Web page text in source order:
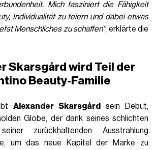
Mich fasziniert die Fähigkeit
Individualität zu feiern und dabei etwas
Menschliches zu schaffen“, erklärte die
Skarsgård wird Teil der
Beauty-Familie
Alexander Skarsgård
sein Debüt,
Globe, der dank seines schlichten
zurückhaltenden Ausstrahlung
um das neue Kapitel der Marke zu